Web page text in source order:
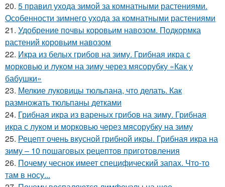
20. 5 правил ухода зимой за комнатными растениями.
Особенности зимнего ухода за комнатными растениями
21. Удобрение почвы коровьим навозом. Подкормка
растений коровьим навозом
22. Икра из белых грибов на зиму. Грибная икра с
морковью и луком на зиму через мясорубку «Как у
бабушки»
23. Мелкие луковицы тюльпана, что делать. Как
размножать тюльпаны детками
24. Грибная икра из вареных грибов на зиму. Грибная
икра с луком и морковью через мясорубку на зиму
25. Рецепт очень вкусной грибной икры. Грибная икра на
зиму – 10 пошаговых рецептов приготовления
26. Почему чеснок имеет специфический запах. Что-то
там в носу...